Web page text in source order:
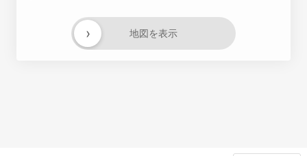
地図を表示
›